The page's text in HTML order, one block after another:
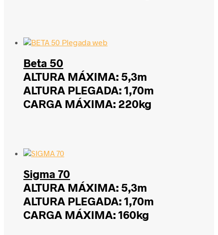
Beta 50
ALTURA MÁXIMA: 5,3m
ALTURA PLEGADA: 1,70m
CARGA MÁXIMA: 220kg
Sigma 70
ALTURA MÁXIMA: 5,3m
ALTURA PLEGADA: 1,70m
CARGA MÁXIMA: 160kg